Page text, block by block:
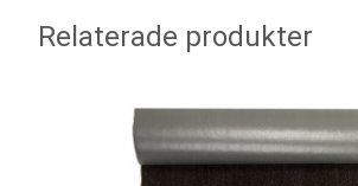
Relaterade produkter